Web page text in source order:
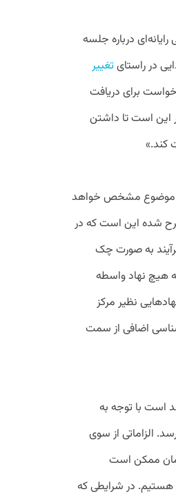
درباره جلسه
در راستایتغییر
برای دریافت
این است تا داشتن
کند.»
موضوع مشخص خواهد
شده این است که در
به صورت چک
هیچ نهاد واسطه‌
نظیر مرکز
اضافی از سمت
است با توجه به
الزاماتی از سوی
ممکن است
هستیم. در شرایطی که